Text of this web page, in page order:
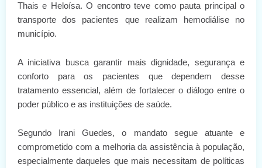
Thais e Heloísa. O encontro teve como pauta principal o
transporte dos pacientes que realizam hemodiálise no
município.
A iniciativa busca garantir mais dignidade, segurança e
conforto para os pacientes que dependem desse
tratamento essencial, além de fortalecer o diálogo entre o
poder público e as instituições de saúde.
Segundo Irani Guedes, o mandato segue atuante e
comprometido com a melhoria da assistência à população,
especialmente daqueles que mais necessitam de políticas